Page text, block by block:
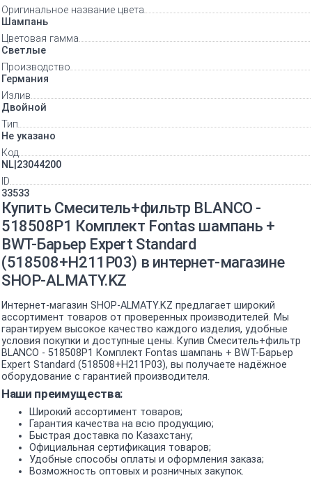
Оригинальное название цвета
Шампань
Цветовая гамма
Светлые
Производство
Германия
Излив
Двойной
Тип
Не указано
Код
NL|23044200
ID
33533
Купить Смеситель+фильтр BLANCO -
518508P1 Комплект Fontas шампань +
BWT-Барьер Expert Standard
(518508+H211P03) в интернет-магазине
SHOP-ALMATY.KZ
Интернет-магазин SHOP-ALMATY.KZ предлагает широкий
ассортимент товаров от проверенных производителей. Мы
гарантируем высокое качество каждого изделия, удобные
условия покупки и доступные цены. Купив Смеситель+фильтр
BLANCO - 518508P1 Комплект Fontas шампань + BWT-Барьер
Expert Standard (518508+H211P03), вы получаете надёжное
оборудование с гарантией производителя.
Наши преимущества:
Широкий ассортимент товаров;
Гарантия качества на всю продукцию;
Быстрая доставка по Казахстану;
Официальная сертификация товаров;
Удобные способы оплаты и оформления заказа;
Возможность оптовых и розничных закупок.